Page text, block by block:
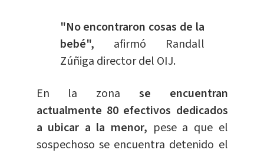
"No encontraron cosas de la
bebé", afirmó Randall
Zúñiga director del OIJ.
En la zona se encuentran
actualmente 80 efectivos dedicados
a ubicar a la menor, pese a que el
sospechoso se encuentra detenido el